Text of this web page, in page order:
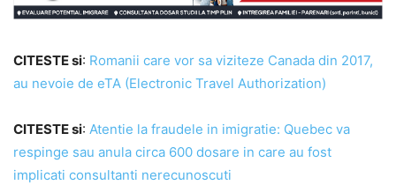
CITESTE si: Romanii care vor sa viziteze Canada din 2017,
au nevoie de eTA (Electronic Travel Authorization)
CITESTE si: Atentie la fraudele in imigratie: Quebec va
respinge sau anula circa 600 dosare in care au fost
implicati consultanti nerecunoscuti